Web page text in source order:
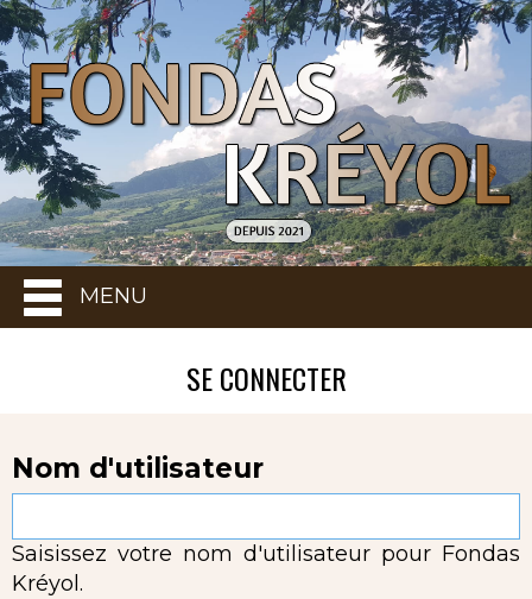
MENU
SE CONNECTER
Nom d'utilisateur
Saisissez votre nom d'utilisateur pour Fondas
Kréyol.